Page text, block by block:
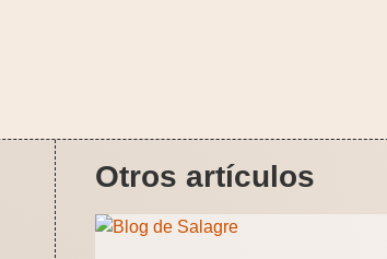
Otros artículos